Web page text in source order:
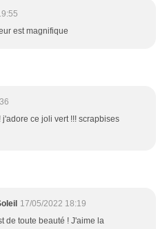
est magnifique
j'adore ce joli vert !!! scrapbises
17/05/2022 18:19
de toute beauté ! J'aime la